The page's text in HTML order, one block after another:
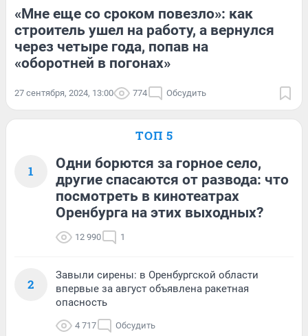
«Мне еще со сроком повезло»: как
строитель ушел на работу, а вернулся
через четыре года, попав на
«оборотней в погонах»
27 сентября, 2024, 13:00 774 Обсудить
ТОП 5
1
Одни борются за горное село,
другие спасаются от развода: что
посмотреть в кинотеатрах
Оренбурга на этих выходных?
12 990 1
2
Завыли сирены: в Оренбургской области
впервые за август объявлена ракетная
опасность
4 717 Обсудить